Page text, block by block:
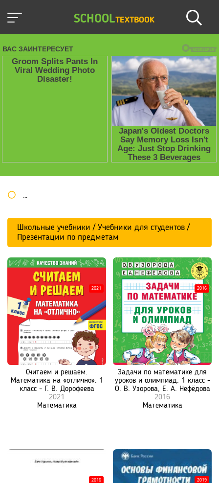
SCHOOLTEXTBOOK
Школьные учебники / Презентации по предметам
Школьные учебники / Учебники для студентов /
Презентации по предметам
Считаем и решаем.
Математика на «отлично». 1
класс - Г. В. Дорофеева
2021
Математика
2021
Задачи по математике для
уроков и олимпиад. 1 класс -
О. В. Узорова, Е. А. Нефёдова
2016
Математика
2016
2016 2019